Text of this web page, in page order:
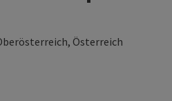
Österreich